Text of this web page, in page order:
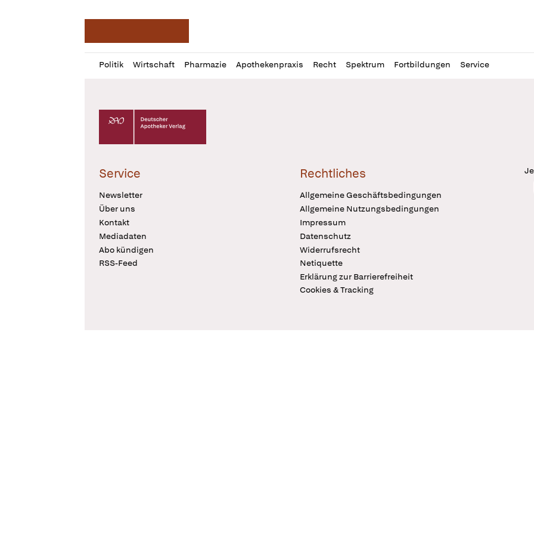
Politik Wirtschaft Pharmazie Apothekenpraxis Recht Spektrum Fortbildungen Service
Profil
öffnen
Daz
Pur
Deutscher Apotheker Verlag Logo
Service
Newsletter
Über uns
Kontakt
Mediadaten
Abo kündigen
RSS-Feed
Rechtliches
Allgemeine Geschäftsbedingungen
Allgemeine Nutzungsbedingungen
Impressum
Datenschutz
Widerrufsrecht
Netiquette
Erklärung zur Barrierefreiheit
Cookies & Tracking